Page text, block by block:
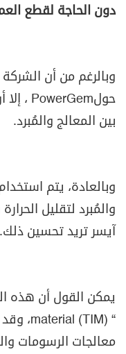
دون الحاجة لقطع
وبالرغم من أن
حولPowerGem ،
بين المعالج والمُبرد.
وبالعادة، يتم
والمُبرد لتقليل
آيسر تريد تحسين ذلك.
يمكن القول أن هذه
material (TIM) “،
معالجات الرسومات